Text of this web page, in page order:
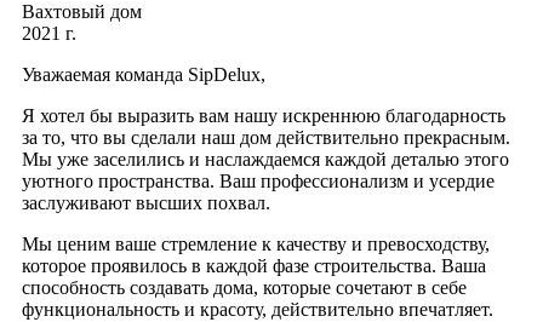
Вахтовый дом
2021 г.
Уважаемая команда SipDelux,
Я хотел бы выразить вам нашу искреннюю благодарность
за то, что вы сделали наш дом действительно прекрасным.
Мы уже заселились и наслаждаемся каждой деталью этого
уютного пространства. Ваш профессионализм и усердие
заслуживают высших похвал.
Мы ценим ваше стремление к качеству и превосходству,
которое проявилось в каждой фазе строительства. Ваша
способность создавать дома, которые сочетают в себе
функциональность и красоту, действительно впечатляет.